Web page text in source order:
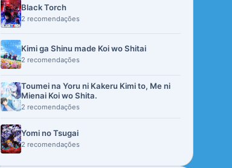
Black Torch
2 recomendações
Kimi ga Shinu made Koi wo Shitai
2 recomendações
Toumei na Yoru ni Kakeru Kimi to, Me ni
Mienai Koi wo Shita.
2 recomendações
Yomi no Tsugai
2 recomendações